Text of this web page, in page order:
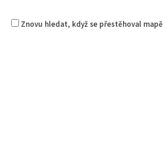
Znovu hledat, když se přestěhoval mapě